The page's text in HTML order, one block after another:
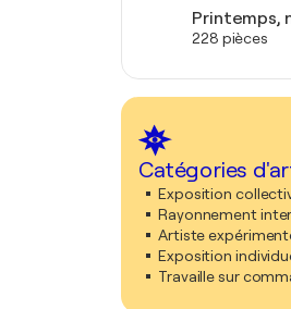
Printemps,
228 pièces
Catégories
Exposition
Rayonnement
Artiste
Exposition
Travaille sur